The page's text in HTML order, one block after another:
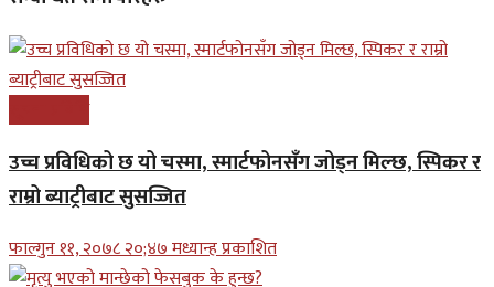
उच्च प्रविधिको छ यो चस्मा, स्मार्टफोनसँग जोड्न मिल्छ, स्पिकर र
राम्रो ब्याट्रीबाट सुसज्जित
फाल्गुन ११, २०७८ २०;४७ मध्यान्ह प्रकाशित